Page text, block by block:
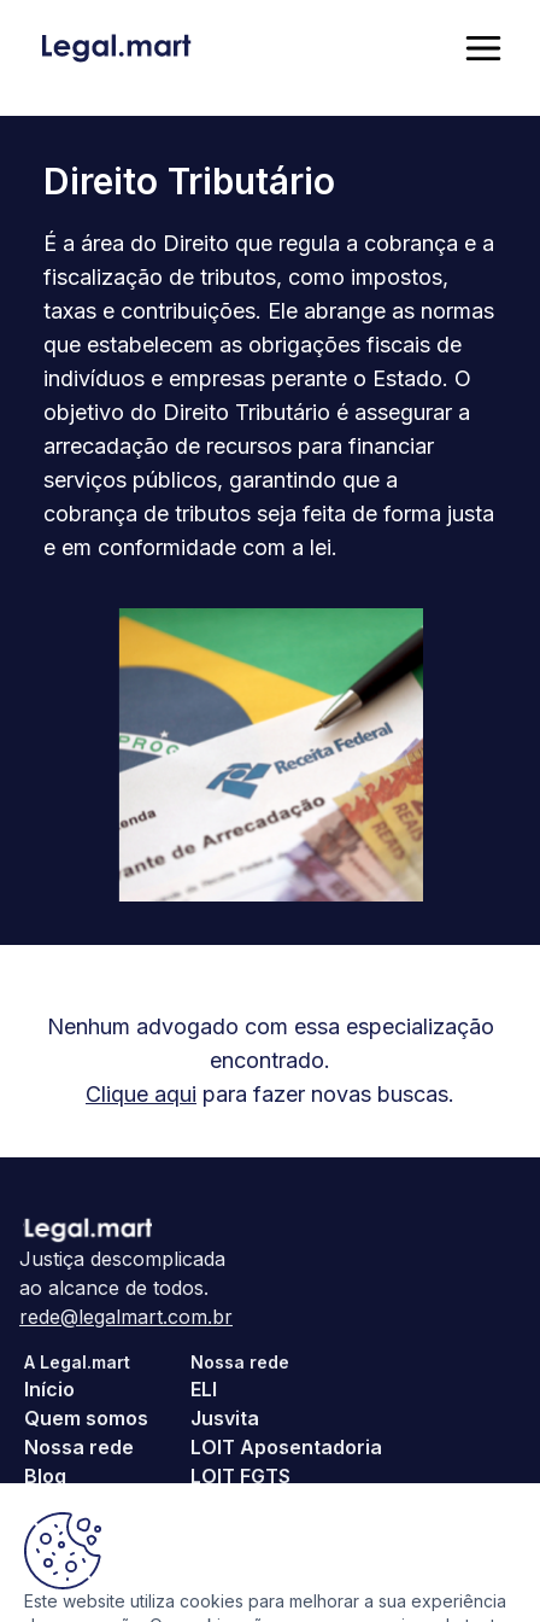
Direito Tributário
É a área do Direito que regula a cobrança e a
fiscalização de tributos, como impostos,
taxas e contribuições. Ele abrange as normas
que estabelecem as obrigações fiscais de
indivíduos e empresas perante o Estado. O
objetivo do Direito Tributário é assegurar a
arrecadação de recursos para financiar
serviços públicos, garantindo que a
cobrança de tributos seja feita de forma justa
e em conformidade com a lei.
Nenhum advogado com essa especialização
encontrado.
Clique aqui para fazer novas buscas.
Justiça descomplicada
ao alcance de todos.
rede@legalmart.com.br
A Legal.mart
Início
Quem somos
Nossa rede
Blog
Nossa rede
ELI
Jusvita
LOIT Aposentadoria
LOIT FGTS
SeuProcesso
Este website utiliza cookies para melhorar a sua experiência